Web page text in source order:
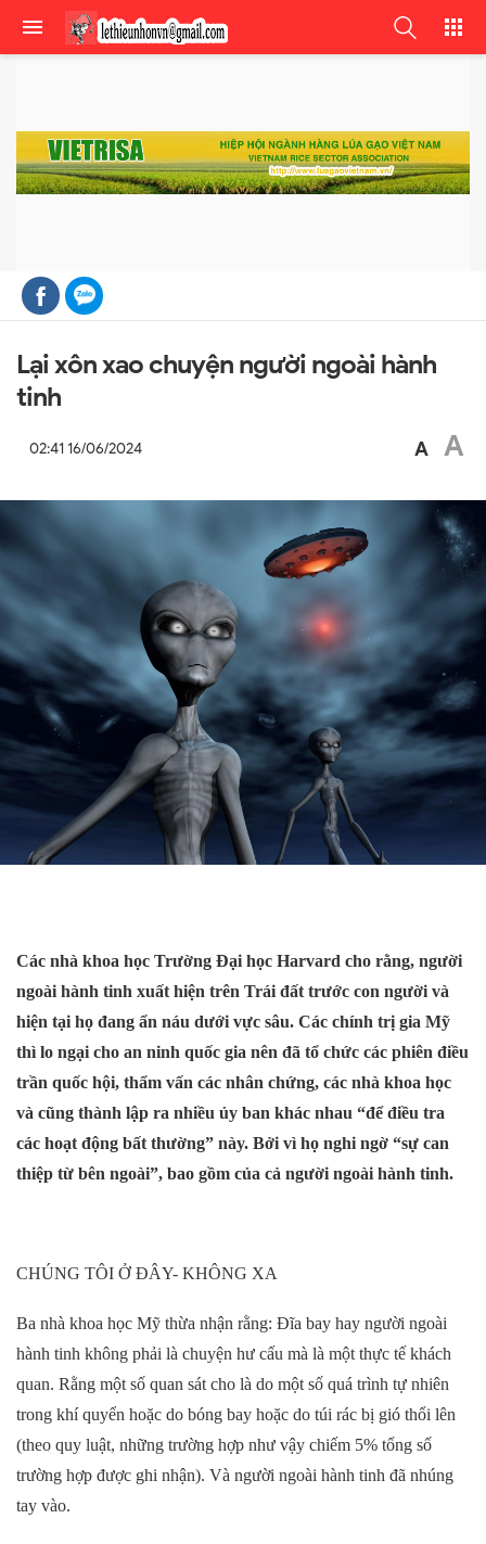
Lại xôn xao chuyện người ngoài hành
tinh
02:41 16/06/2024 A A
Các nhà khoa học Trường Đại học Harvard cho rằng, người
ngoài hành tinh xuất hiện trên Trái đất trước con người và
hiện tại họ đang ẩn náu dưới vực sâu. Các chính trị gia Mỹ
thì lo ngại cho an ninh quốc gia nên đã tổ chức các phiên điều
trần quốc hội, thẩm vấn các nhân chứng, các nhà khoa học
và cũng thành lập ra nhiều ủy ban khác nhau “để điều tra
các hoạt động bất thường” này. Bởi vì họ nghi ngờ “sự can
thiệp từ bên ngoài”, bao gồm của cả người ngoài hành tinh.
CHÚNG TÔI Ở ĐÂY- KHÔNG XA
Ba nhà khoa học Mỹ thừa nhận rằng: Đĩa bay hay người ngoài
hành tinh không phải là chuyện hư cấu mà là một thực tế khách
quan. Rằng một số quan sát cho là do một số quá trình tự nhiên
trong khí quyển hoặc do bóng bay hoặc do túi rác bị gió thổi lên
(theo quy luật, những trường hợp như vậy chiếm 5% tổng số
trường hợp được ghi nhận). Và người ngoài hành tinh đã nhúng
tay vào.